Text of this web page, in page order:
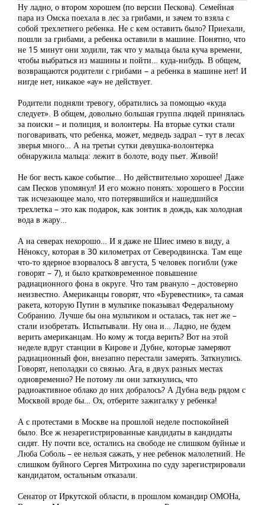
Ну ладно, о втором хорошем (по версии Пескова). Семейная
пара из Омска поехала в лес за грибами, и зачем то взяла с
собой трехлетнего ребенка. Не с кем оставить было? Приехали,
пошли за грибами, а ребенка оставили в машине. Понятно, что
не 15 минут они ходили, так что у мальца была куча времени,
чтобы выбраться из машины и пойти… куда-нибудь. В общем,
возвращаются родители с грибами – а ребенка в машине нет! И
нигде нет, никакое «ау» не действует.
Родители подняли тревогу, обратились за помощью «куда
следует». В общем, довольно большая группа людей принялась
за поиски – и полиция, и волонтеры. На вторые сутки стали
поговаривать, что ребенка, может, медведь задрал – тут в лесах
зверья много… А на третьи сутки девушка-волонтерка
обнаружила мальца: лежит в болоте, воду пьет. Живой!
Не бог весть какое событие… Но действительно хорошее! Даже
сам Песков упомянул! И его можно понять: хорошего в России
так исчезающее мало, что потерявшийся и нашедшийся
трехлетка – это как подарок, как зонтик в дождь, как холодная
вода в жару…
А на северах нехорошо… И я даже не Шиес имею в виду, а
Нёноксу, которая в 30 километрах от Северодвинска. Там еще
что-то ядерное взорвалось 8 августа, 5 человек погибли (уже
говорят – 7), и было кратковременное повышение
радиационного фона в округе. Что там рвануло – достоверно
неизвестно. Американцы говорят, что «Буревестник», та самая
ракета, которую Путин в мультике показывал Федеральному
Собранию. Лучше бы она мультиком и осталась, так нет же –
стали изобретать. Испытывали. Ну она и… Ладно, не будем
верить американцам. Но кому ж тогда верить? Вот на этой
неделе вдруг станции в Кирове и Дубне, которые замеряют
радиационный фон, внезапно перестали замерять. Заткнулись.
Говорят, неполадки со связью. Ага, в двух разных местах
одновременно? Не потому ли они заткнулись, что
радиоактивное облако до них добралось? А Дубна ведь рядом с
Москвой вроде бы… Ох, отберите зажигалку у ребенка!
А с протестами в Москве на прошлой неделе поспокойней
было. Все ж незарегистрированные кандидаты в кандидаты
сидят. Ну почти все, остались на свободе не слишком буйные и
Люба Соболь – ее нельзя сажать, у нее ребенок малолетний. Не
слишком буйного Сергея Митрохина по суду зарегистрировали
кандидатом, остальным отказали.
Сенатор от Иркутской области, в прошлом командир ОМОНа,